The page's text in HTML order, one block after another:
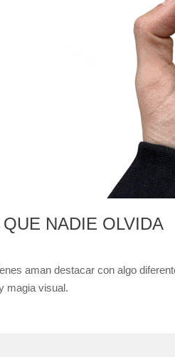
NADIE OLVIDA
aman destacar con algo
magia visual.